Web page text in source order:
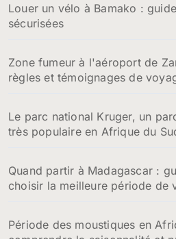
Louer un vélo à Bamako :
sécurisées
Zone fumeur à l'aéroport de
règles et témoignages de
Le parc national Kruger, un
très populaire en Afrique du
Quand partir à Madagascar :
choisir la meilleure période de
Période des moustiques en